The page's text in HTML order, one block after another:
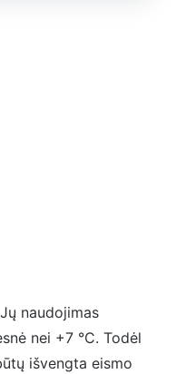
naudojimas
nei +7 °C. Todėl
išvengta eismo